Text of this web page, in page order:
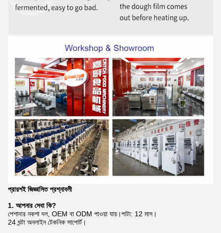
প্রায়শই জিজ্ঞাসিত প্রশ্নাবলী
1. আপনার সেবা কি?
পেশাদার নকশা দল, OEM বা ODM পাওয়া যায়।পাটা: 12 মাস।
24 ঘন্টা অনলাইন টেকনিক সাপোর্ট।